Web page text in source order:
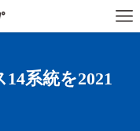
系統を2021